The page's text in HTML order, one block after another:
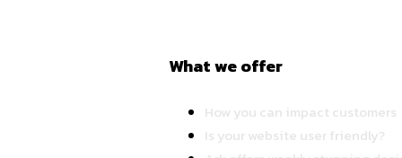
What we offer
How you can impact customers
Is your website user friendly?